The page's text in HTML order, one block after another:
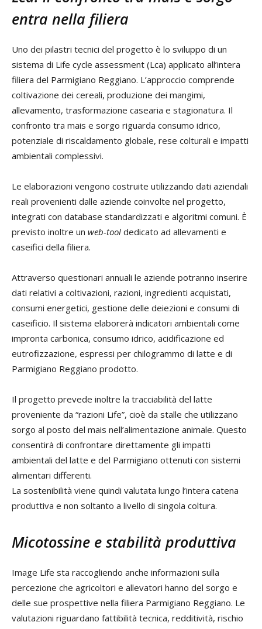
entra nella filiera
Uno dei pilastri tecnici del progetto è lo sviluppo di un
sistema di Life cycle assessment (Lca) applicato all’intera
filiera del Parmigiano Reggiano. L’approccio comprende
coltivazione dei cereali, produzione dei mangimi,
allevamento, trasformazione casearia e stagionatura. Il
confronto tra mais e sorgo riguarda consumo idrico,
potenziale di riscaldamento globale, rese colturali e impatti
ambientali complessivi.
Le elaborazioni vengono costruite utilizzando dati aziendali
reali provenienti dalle aziende coinvolte nel progetto,
integrati con database standardizzati e algoritmi comuni. È
previsto inoltre un web-tool dedicato ad allevamenti e
caseifici della filiera.
Attraverso questionari annuali le aziende potranno inserire
dati relativi a coltivazioni, razioni, ingredienti acquistati,
consumi energetici, gestione delle deiezioni e consumi di
caseificio. Il sistema elaborerà indicatori ambientali come
impronta carbonica, consumo idrico, acidificazione ed
eutrofizzazione, espressi per chilogrammo di latte e di
Parmigiano Reggiano prodotto.
Il progetto prevede inoltre la tracciabilità del latte
proveniente da “razioni Life”, cioè da stalle che utilizzano
sorgo al posto del mais nell’alimentazione animale. Questo
consentirà di confrontare direttamente gli impatti
ambientali del latte e del Parmigiano ottenuti con sistemi
alimentari differenti.
La sostenibilità viene quindi valutata lungo l’intera catena
produttiva e non soltanto a livello di singola coltura.
Micotossine e stabilità produttiva
Image Life sta raccogliendo anche informazioni sulla
percezione che agricoltori e allevatori hanno del sorgo e
delle sue prospettive nella filiera Parmigiano Reggiano. Le
valutazioni riguardano fattibilità tecnica, redditività, rischio